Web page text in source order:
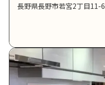
長野県長野市若宮2丁目11-6